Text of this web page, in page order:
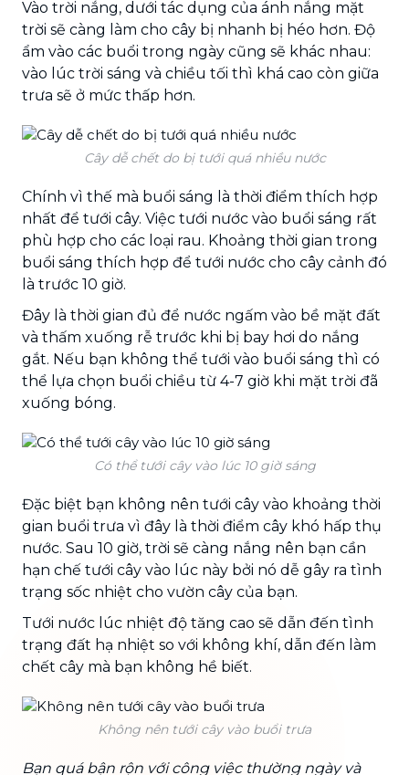
Vào trời nắng, dưới tác dụng của ánh nắng mặt
trời sẽ càng làm cho cây bị nhanh bị héo hơn. Độ
ẩm vào các buổi trong ngày cũng sẽ khác nhau:
vào lúc trời sáng và chiều tối thì khá cao còn giữa
trưa sẽ ở mức thấp hơn.
Cây dễ chết do bị tưới quá nhiều nước
Chính vì thế mà buổi sáng là thời điểm thích hợp
nhất để tưới cây. Việc tưới nước vào buổi sáng rất
phù hợp cho các loại rau. Khoảng thời gian trong
buổi sáng thích hợp để tưới nước cho cây cảnh đó
là trước 10 giờ.
Đây là thời gian đủ để nước ngấm vào bề mặt đất
và thấm xuống rễ trước khi bị bay hơi do nắng
gắt. Nếu bạn không thể tưới vào buổi sáng thì có
thể lựa chọn buổi chiều từ 4-7 giờ khi mặt trời đã
xuống bóng.
Có thể tưới cây vào lúc 10 giờ sáng
Đặc biệt bạn không nên tưới cây vào khoảng thời
gian buổi trưa vì đây là thời điểm cây khó hấp thụ
nước. Sau 10 giờ, trời sẽ càng nắng nên bạn cần
hạn chế tưới cây vào lúc này bởi nó dễ gây ra tình
trạng sốc nhiệt cho vườn cây của bạn.
Tưới nước lúc nhiệt độ tăng cao sẽ dẫn đến tình
trạng đất hạ nhiệt so với không khí, dẫn đến làm
chết cây mà bạn không hề biết.
Không nên tưới cây vào buổi trưa
Bạn quá bận rộn với công việc thường ngày và